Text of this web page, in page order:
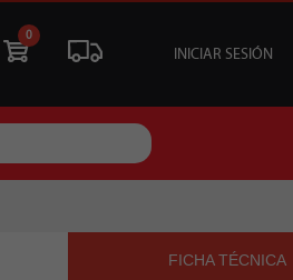
TU EVENTO
0
INICIAR SESIÓN
FICHA TÉCNICA